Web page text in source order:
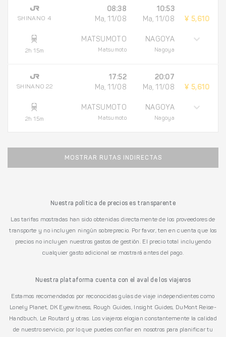
SHINANO 4
2h 15m
08:38
Ma, 11/08
MATSUMOTO
Matsumoto
10:53
Ma, 11/08
NAGOYA
Nagoya
¥ 5,610
SHINANO 22
2h 15m
17:52
Ma, 11/08
MATSUMOTO
Matsumoto
20:07
Ma, 11/08
NAGOYA
Nagoya
¥ 5,610
MOSTRAR RUTAS INDIRECTAS
Nuestra política de precios es transparente
Las tarifas mostradas han sido obtenidas directamente de los proveedores de
transporte y no incluyen ningún sobreprecio. Por favor, ten en cuenta que los
precios no incluyen nuestros gastos de gestión. El precio total incluyendo
cualquier gasto adicional se mostrará antes del pago.
Nuestra plataforma cuenta con el aval de los viajeros
Estamos recomendados por reconocidas guías de viaje independientes como
Lonely Planet, DK Eyewitness, Rough Guides, Insight Guides, DuMont Reise-
Handbuch, Le Routard y otras. Los viajeros elogian constantemente la calidad
de nuestro servicio, por lo que puedes confiar en nosotros para planificar tu